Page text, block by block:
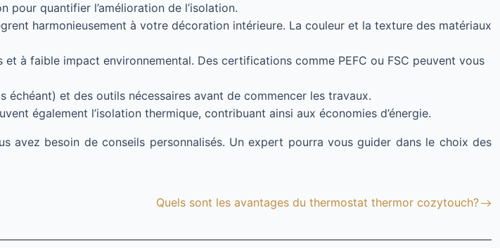
quantifier l’amélioration de l’isolation.
harmonieusement à votre décoration intérieure. La couleur et la texture des matériaux
à faible impact environnemental. Des certifications comme PEFC ou FSC peuvent vous
et des outils nécessaires avant de commencer les travaux.
également l’isolation thermique, contribuant ainsi aux économies d’énergie.
avez besoin de conseils personnalisés. Un expert pourra vous guider dans le choix des
Quels sont les avantages du thermostat thermor cozytouch?